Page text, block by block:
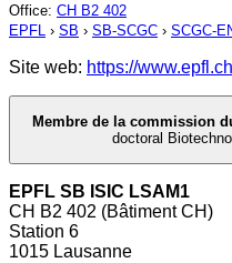
Office: CH B2 402
EPFL › SB › SB-SCGC › SCGC-
Site web: https://
Membre de la commission
doctoral
EPFL SB ISIC LSAM1
CH B2 402 (Bâtiment CH)
Station 6
1015 Lausanne